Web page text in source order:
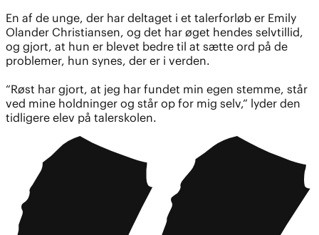
En af de unge, der har deltaget i et talerforløb er Emily
Olander Christiansen, og det har øget hendes selvtillid,
og gjort, at hun er blevet bedre til at sætte ord på de
problemer, hun synes, der er i verden.
“Røst har gjort, at jeg har fundet min egen stemme, står
ved mine holdninger og står op for mig selv,” lyder den
tidligere elev på talerskolen.